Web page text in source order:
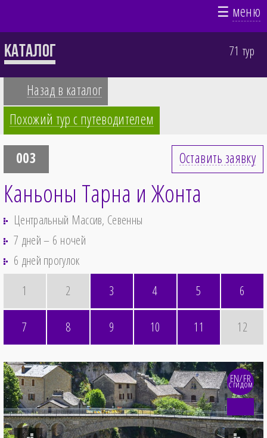
☰ меню
Каталог 71 тур
Назад в каталог
Похожий тур с путеводителем
003 Оставить заявку
Каньоны Тарна и Жонта
Центральный Массив, Севенны
7 дней – 6 ночей
6 дней прогулок
1
2 3 4 5 6
7 8 9 10 11 12
EN/FR
с гидом